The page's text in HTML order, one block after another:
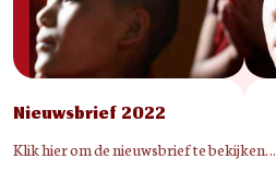
Nieuwsbrief 2022
Klik hier om de nieuwsbrief te bekijken…